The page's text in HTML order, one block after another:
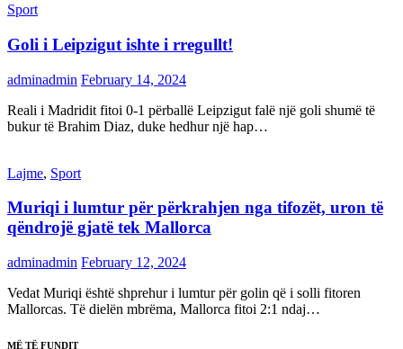
Sport
Goli i Leipzigut ishte i rregullt!
adminadmin February 14, 2024
Reali i Madridit fitoi 0-1 përballë Leipzigut falë një goli shumë të
bukur të Brahim Diaz, duke hedhur një hap…
Lajme, Sport
Muriqi i lumtur për përkrahjen nga tifozët, uron të
qëndrojë gjatë tek Mallorca
adminadmin February 12, 2024
Vedat Muriqi është shprehur i lumtur për golin që i solli fitoren
Mallorcas. Të dielën mbrëma, Mallorca fitoi 2:1 ndaj…
MË TË FUNDIT